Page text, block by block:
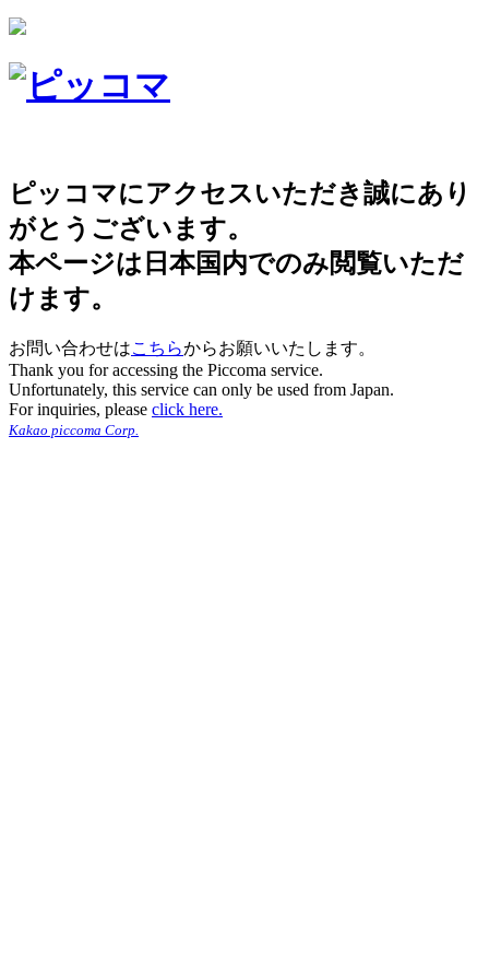
ピッコマにアクセスいただき誠にあり
がとうございます。
本ページは日本国内でのみ閲覧いただ
けます。
お問い合わせはこちらからお願いいたします。
Thank you for accessing the Piccoma service.
Unfortunately, this service can only be used from Japan.
For inquiries, please click here.
Kakao piccoma Corp.